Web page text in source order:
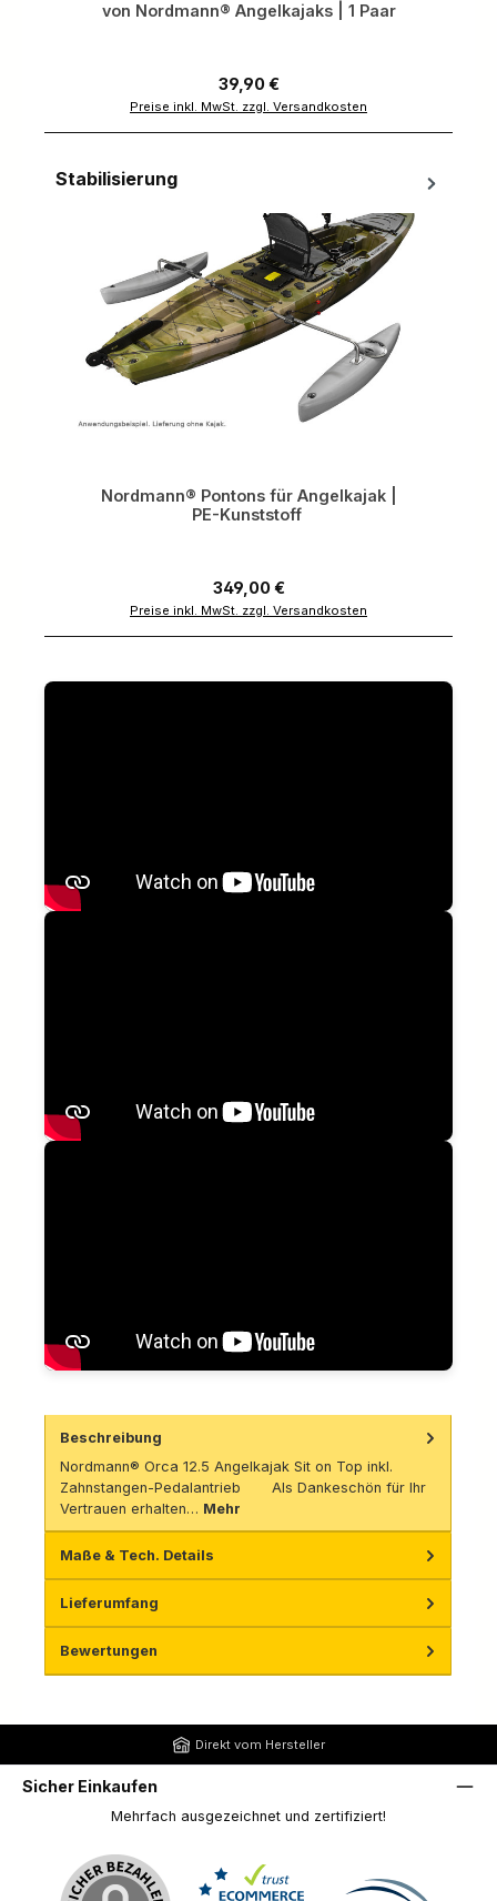
von Nordmann® Angelkajaks | 1 Paar
Regulärer Preis:
39,90 €
Preise inkl. MwSt. zzgl. Versandkosten
Stabilisierung
Produktgalerie überspringen
Nordmann® Pontons für Angelkajak |
PE-Kunststoff
Regulärer Preis:
349,00 €
Preise inkl. MwSt. zzgl. Versandkosten
Beschreibung
Nordmann® Orca 12.5 Angelkajak Sit on Top inkl.
Zahnstangen-Pedalantrieb Als Dankeschön für Ihr
Vertrauen erhalten… Mehr
Maße & Tech. Details
Lieferumfang
Bewertungen
Direkt vom Hersteller
Sicher Einkaufen
Mehrfach ausgezeichnet und zertifiziert!